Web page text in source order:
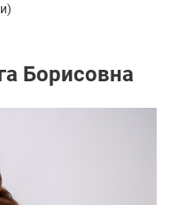
Борисовна